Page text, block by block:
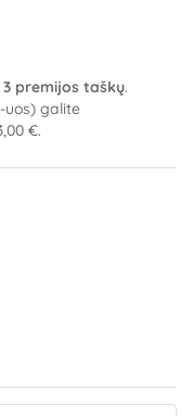
3 premijos taškų.
uos) galite
€.